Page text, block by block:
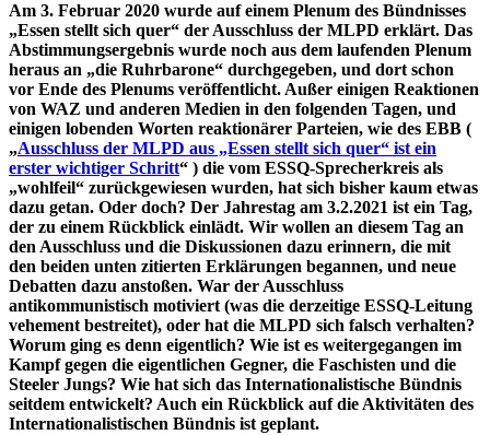
Am 3. Februar 2020 wurde auf einem Plenum des Bündnisses
„Essen stellt sich quer“ der Ausschluss der MLPD erklärt. Das
Abstimmungsergebnis wurde noch aus dem laufenden Plenum
heraus an „die Ruhrbarone“ durchgegeben, und dort schon
vor Ende des Plenums veröffentlicht. Außer einigen Reaktionen
von WAZ und anderen Medien in den folgenden Tagen, und
einigen lobenden Worten reaktionärer Parteien, wie des EBB (
„Ausschluss der MLPD aus „Essen stellt sich quer“ ist ein
erster wichtiger Schritt“ ) die vom ESSQ-Sprecherkreis als
„wohlfeil“ zurückgewiesen wurden, hat sich bisher kaum etwas
dazu getan. Oder doch? Der Jahrestag am 3.2.2021 ist ein Tag,
der zu einem Rückblick einlädt. Wir wollen an diesem Tag an
den Ausschluss und die Diskussionen dazu erinnern, die mit
den beiden unten zitierten Erklärungen begannen, und neue
Debatten dazu anstoßen. War der Ausschluss
antikommunistisch motiviert (was die derzeitige ESSQ-Leitung
vehement bestreitet), oder hat die MLPD sich falsch verhalten?
Worum ging es denn eigentlich? Wie ist es weitergegangen im
Kampf gegen die eigentlichen Gegner, die Faschisten und die
Steeler Jungs? Wie hat sich das Internationalistische Bündnis
seitdem entwickelt? Auch ein Rückblick auf die Aktivitäten des
Internationalistischen Bündnis ist geplant.